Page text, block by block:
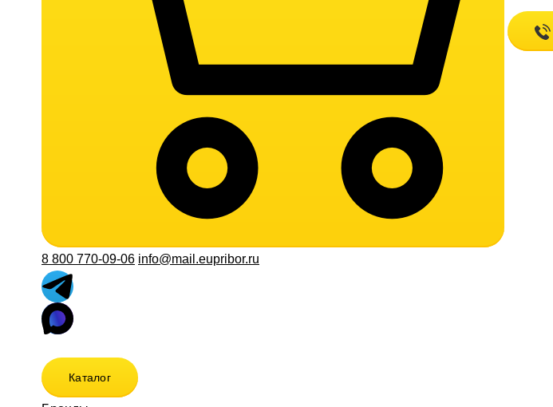
8 800 770-09-06 info@mail.eupribor.ru
Каталог